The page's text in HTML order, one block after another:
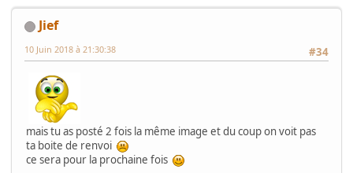
Jief
#34
10 Juin 2018 à 21:30:38
mais tu as posté 2 fois la même image et du coup on voit pas
ta boite de renvoi
ce sera pour la prochaine fois